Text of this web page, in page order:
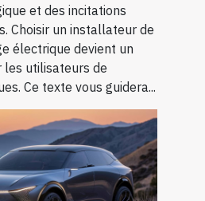
et des incitations
Choisir un installateur de
électrique devient un
utilisateurs de
Ce texte vous guidera...